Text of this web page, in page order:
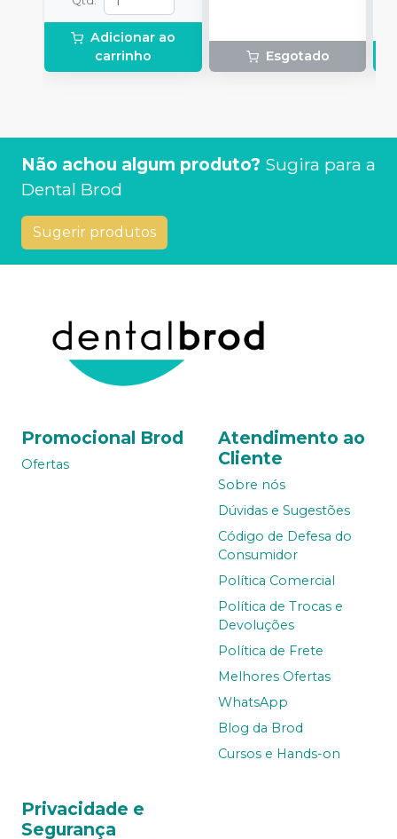
Adicionar ao
carrinho
Esgotado
Não achou algum produto? Sugira para a
Dental Brod
Sugerir produtos
Promocional Brod
Ofertas
Atendimento ao
Cliente
Sobre nós
Dúvidas e Sugestões
Código de Defesa do
Consumidor
Política Comercial
Política de Trocas e
Devoluções
Política de Frete
Melhores Ofertas
WhatsApp
Blog da Brod
Cursos e Hands-on
Privacidade e
Segurança